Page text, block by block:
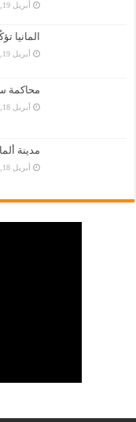
أبريل 19, 2024
المانيا
أبريل 19, 2024
محاكمة
أبريل 18, 2024
مدينة
أبريل 18, 2024